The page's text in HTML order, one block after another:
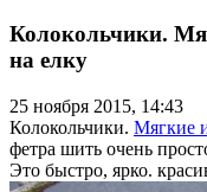
Колокольчики.
на елку
25 ноября 2015, 14:43
Колокольчики. Мягкие
фетра шить очень
Это быстро, ярко.